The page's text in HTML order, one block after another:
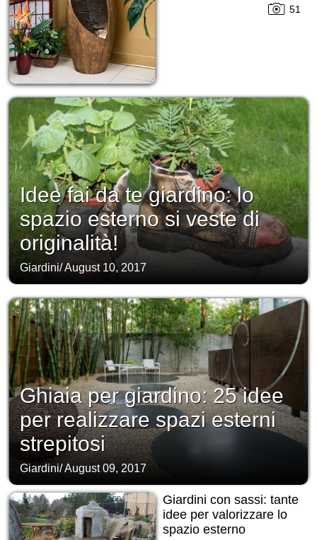
51
Idee fai da te giardino: lo
spazio esterno si veste di
originalità!
Giardini/August 10, 2017
Ghiaia per giardino: 25 idee
per realizzare spazi esterni
strepitosi
Giardini/August 09, 2017
Giardini con sassi: tante
idee per valorizzare lo
spazio esterno